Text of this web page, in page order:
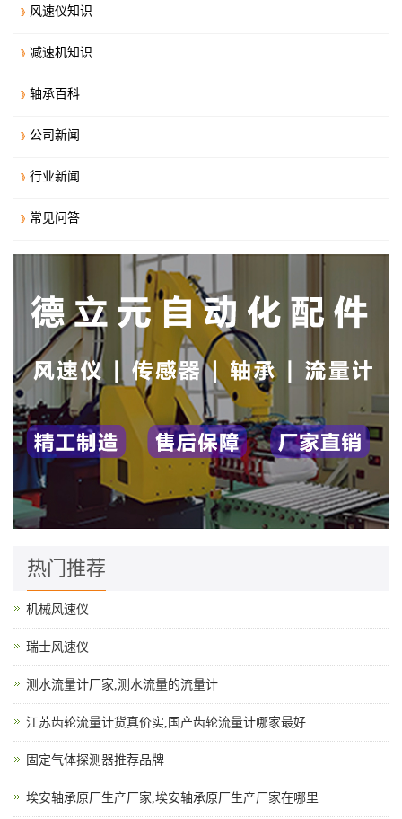
风速仪知识
减速机知识
轴承百科
公司新闻
行业新闻
常见问答
热门推荐
机械风速仪
瑞士风速仪
测水流量计厂家,测水流量的流量计
江苏齿轮流量计货真价实,国产齿轮流量计哪家最好
固定气体探测器推荐品牌
埃安轴承原厂生产厂家,埃安轴承原厂生产厂家在哪里